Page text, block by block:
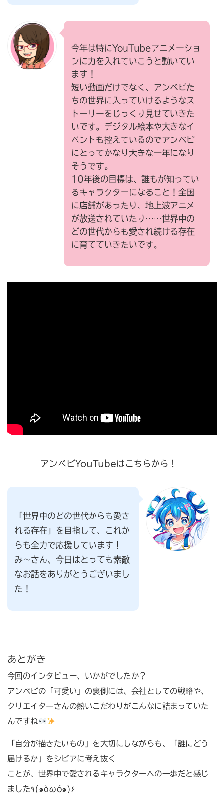
今年は特にYouTubeアニメーショ
ンに力を入れていこうと動いてい
ます！
短い動画だけでなく、アンベビた
ちの世界に入っていけるようなス
トーリーをじっくり見せていきた
いです。デジタル絵本や大きなイ
ベントも控えているのでアンベビ
にとってかなり大きな一年になり
そうです。
10年後の目標は、誰もが知ってい
るキャラクターになること！全国
に店舗があったり、地上波アニメ
が放送されていたり……世界中の
どの世代からも愛され続ける存在
に育てていきたいです。
アンベビYouTubeはこちらから！
「世界中のどの世代からも愛さ
れる存在」を目指して、これか
らも全力で応援しています！
み〜さん、今日はとっても素敵
なお話をありがとうございまし
た！
あとがき
今回のインタビュー、いかがでしたか？
アンベビの「可愛い」の裏側には、会社としての戦略や、
クリエイターさんの熱いこだわりがこんなに詰まっていた
んですね
「自分が描きたいもの」を大切にしながらも、「誰にどう
届けるか」をシビアに考え抜く
ことが、世界中で愛されるキャラクターへの一歩だと感じ
ました٩(๑òωó๑)۶